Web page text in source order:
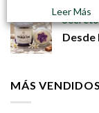
Desde
MÁS VENDIDOS
Leer Más